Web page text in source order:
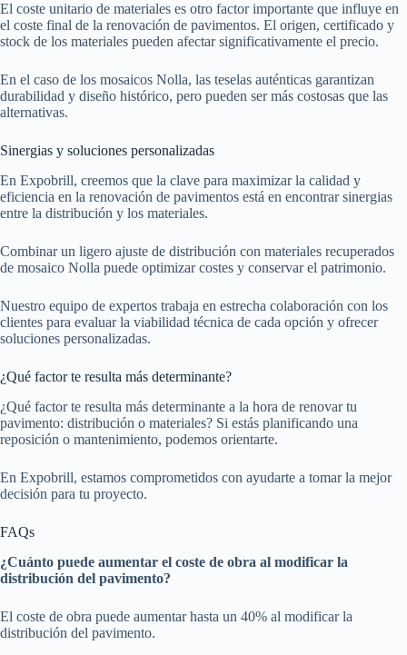
El coste unitario de materiales es otro factor importante que influye en
el coste final de la renovación de pavimentos. El origen, certificado y
stock de los materiales pueden afectar significativamente el precio.
En el caso de los mosaicos Nolla, las teselas auténticas garantizan
durabilidad y diseño histórico, pero pueden ser más costosas que las
alternativas.
Sinergias y soluciones personalizadas
En Expobrill, creemos que la clave para maximizar la calidad y
eficiencia en la renovación de pavimentos está en encontrar sinergias
entre la distribución y los materiales.
Combinar un ligero ajuste de distribución con materiales recuperados
de mosaico Nolla puede optimizar costes y conservar el patrimonio.
Nuestro equipo de expertos trabaja en estrecha colaboración con los
clientes para evaluar la viabilidad técnica de cada opción y ofrecer
soluciones personalizadas.
¿Qué factor te resulta más determinante?
¿Qué factor te resulta más determinante a la hora de renovar tu
pavimento: distribución o materiales? Si estás planificando una
reposición o mantenimiento, podemos orientarte.
En Expobrill, estamos comprometidos con ayudarte a tomar la mejor
decisión para tu proyecto.
FAQs
¿Cuánto puede aumentar el coste de obra al modificar la
distribución del pavimento?
El coste de obra puede aumentar hasta un 40% al modificar la
distribución del pavimento.